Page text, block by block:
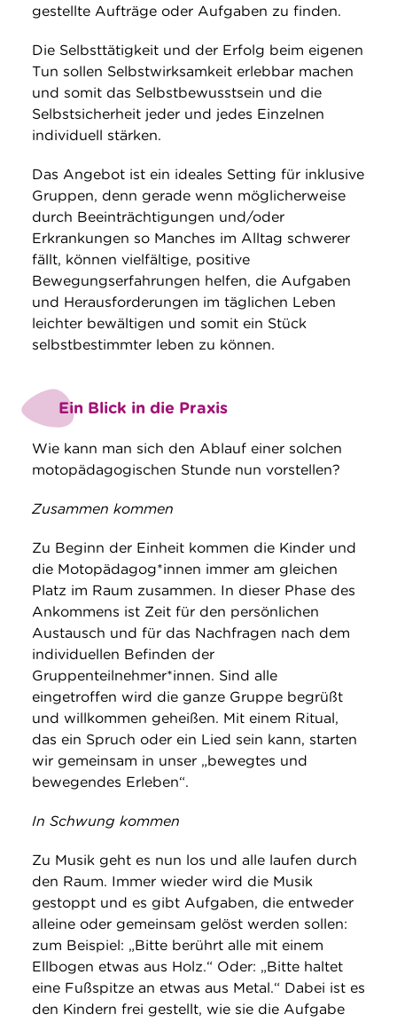
gestellte Aufträge oder Aufgaben zu finden.
Die Selbsttätigkeit und der Erfolg beim eigenen
Tun sollen Selbstwirksamkeit erlebbar machen
und somit das Selbstbewusstsein und die
Selbstsicherheit jeder und jedes Einzelnen
individuell stärken.
Das Angebot ist ein ideales Setting für inklusive
Gruppen, denn gerade wenn möglicherweise
durch Beeinträchtigungen und/oder
Erkrankungen so Manches im Alltag schwerer
fällt, können vielfältige, positive
Bewegungserfahrungen helfen, die Aufgaben
und Herausforderungen im täglichen Leben
leichter bewältigen und somit ein Stück
selbstbestimmter leben zu können.
Ein Blick in die Praxis
Wie kann man sich den Ablauf einer solchen
motopädagogischen Stunde nun vorstellen?
Zusammen kommen
Zu Beginn der Einheit kommen die Kinder und
die Motopädagog*innen immer am gleichen
Platz im Raum zusammen. In dieser Phase des
Ankommens ist Zeit für den persönlichen
Austausch und für das Nachfragen nach dem
individuellen Befinden der
Gruppenteilnehmer*innen. Sind alle
eingetroffen wird die ganze Gruppe begrüßt
und willkommen geheißen. Mit einem Ritual,
das ein Spruch oder ein Lied sein kann, starten
wir gemeinsam in unser „bewegtes und
bewegendes Erleben“.
In Schwung kommen
Zu Musik geht es nun los und alle laufen durch
den Raum. Immer wieder wird die Musik
gestoppt und es gibt Aufgaben, die entweder
alleine oder gemeinsam gelöst werden sollen:
zum Beispiel: „Bitte berührt alle mit einem
Ellbogen etwas aus Holz.“ Oder: „Bitte haltet
eine Fußspitze an etwas aus Metal.“ Dabei ist es
den Kindern frei gestellt, wie sie die Aufgabe